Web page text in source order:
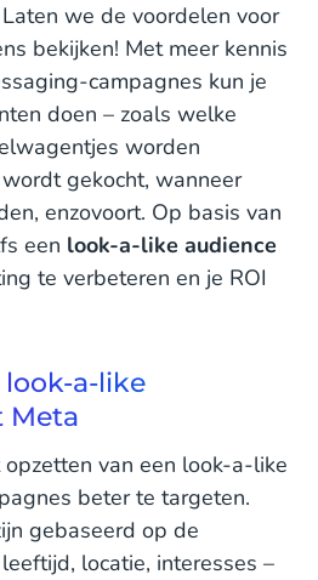
we de voordelen voor
bekijken! Met meer kennis
campagnes kun je
doen – zoals welke
worden
gekocht, wanneer
enzovoort. Op basis van
een look-a-like audience
te verbeteren en je ROI
a-like
Meta
van een look-a-like
beter te targeten.
gebaseerd op de
locatie, interesses –